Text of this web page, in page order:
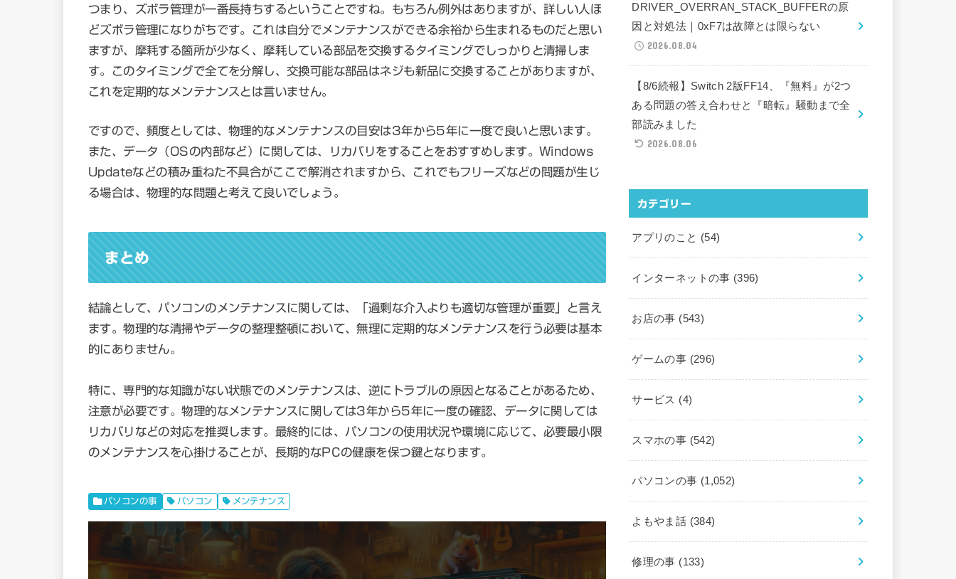
つまり、ズボラ管理が一番長持ちするということですね。もちろん例外はありますが、詳しい人ほ
どズボラ管理になりがちです。これは自分でメンテナンスができる余裕から生まれるものだと思い
ますが、摩耗する箇所が少なく、摩耗している部品を交換するタイミングでしっかりと清掃しま
す。このタイミングで全てを分解し、交換可能な部品はネジも新品に交換することがありますが、
これを定期的なメンテナンスとは言いません。
ですので、頻度としては、物理的なメンテナンスの目安は3年から5年に一度で良いと思います。
また、データ（OSの内部など）に関しては、リカバリをすることをおすすめします。Windows
Updateなどの積み重ねた不具合がここで解消されますから、これでもフリーズなどの問題が生じ
る場合は、物理的な問題と考えて良いでしょう。
まとめ
結論として、パソコンのメンテナンスに関しては、「過剰な介入よりも適切な管理が重要」と言え
ます。物理的な清掃やデータの整理整頓において、無理に定期的なメンテナンスを行う必要は基本
的にありません。
特に、専門的な知識がない状態でのメンテナンスは、逆にトラブルの原因となることがあるため、
注意が必要です。物理的なメンテナンスに関しては3年から5年に一度の確認、データに関しては
リカバリなどの対応を推奨します。最終的には、パソコンの使用状況や環境に応じて、必要最小限
のメンテナンスを心掛けることが、長期的なPCの健康を保つ鍵となります。
パソコンの事 パソコン メンテナンス
DRIVER_OVERRAN_STACK_BUFFERの原
因と対処法｜0xF7は故障とは限らない
2026.08.04
【8/6続報】Switch 2版FF14、『無料』が2つ
ある問題の答え合わせと『暗転』騒動まで全
部読みました
2026.08.06
カテゴリー
アプリのこと (54)
インターネットの事 (396)
お店の事 (543)
ゲームの事 (296)
サービス (4)
スマホの事 (542)
パソコンの事 (1,052)
よもやま話 (384)
修理の事 (133)